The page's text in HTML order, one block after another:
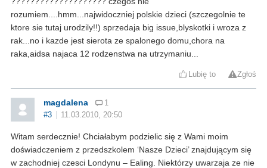
rozumiem....hmm...najwidoczniej polskie dzieci (szczegolnie te
ktore sie tutaj urodzily!!) sprzedaja big issue,blyskotki i wroza z
rak...no i kazde jest sierota ze spalonego domu,chora na
raka,aidsa najaca 12 rodzenstwa na utrzymaniu...
Lubię to Zgłoś
magdalena
1
#3
11.03.2010, 20:50
Witam serdecznie! Chciałabym podzielic się z Wami moim
doświadczeniem z przedszkolem ‘Nasze Dzieci’ znajdującym się
w zachodniej czesci Londynu – Ealing. Niektórzy uwarzaja ze nie